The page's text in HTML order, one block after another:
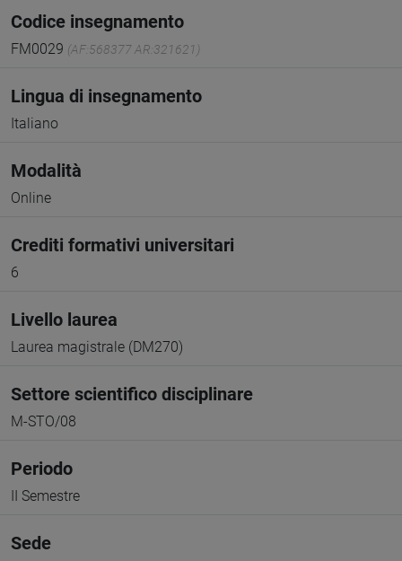
Codice insegnamento
FM0029 (AF:568377 AR:321621)
Lingua di insegnamento
Italiano
Modalità
Online
Crediti formativi universitari
6
Livello laurea
Laurea magistrale (DM270)
Settore scientifico disciplinare
M-STO/08
Periodo
II Semestre
Sede